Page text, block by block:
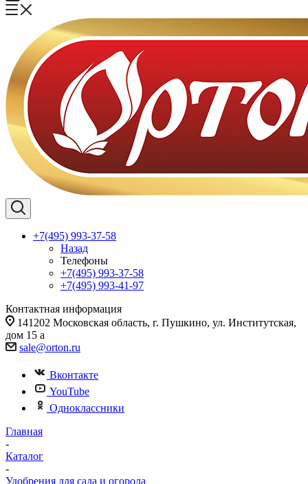
+7(495) 993-37-58
Назад
Телефоны
+7(495) 993-37-58
+7(495) 993-41-97
Контактная информация
141202 Московская область, г. Пушкино, ул. Институтская,
дом 15 а
sale@orton.ru
Вконтакте
YouTube
Одноклассники
Главная
-
Каталог
-
Удобрения для сада и огорода